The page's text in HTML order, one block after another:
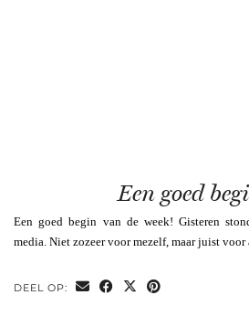
Een goed
Een goed begin van de week! Gisteren
media. Niet zozeer voor mezelf, maar juist
DEEL OP: